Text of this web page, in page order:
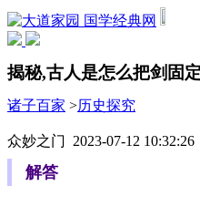
国学经典网
揭秘,古人是怎么把剑固
诸子百家 >历史探究
众妙之门 2023-07-12 10:32:26
解答